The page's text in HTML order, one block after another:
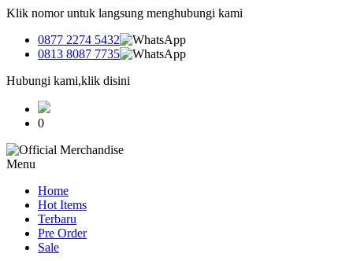
Klik nomor untuk langsung menghubungi kami
0877 2274 5432
0813 8087 7735
Hubungi kami,klik disini
0
Menu
Home
Hot Items
Terbaru
Pre Order
Sale